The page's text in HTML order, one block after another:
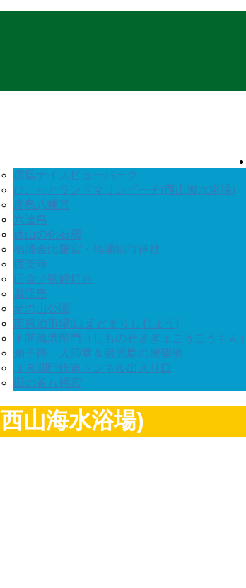
彦島ナイスビューパーク
ひこっとランドマリンビーチ(西山海水浴場)
彦島八幡宮
六連島
西山の化石層
福浦金比羅宮・福浦稲荷神社
西楽寺
旧金ノ弦岬灯台
巌流島
老の山公園
南風泊市場(はえどまりしじょう)
下関漁港閘門（しものせきぎょこうこうもん）
弟子待 大師堂＆巌流島の展望地
ＪＲ関門鉄道トンネル出入り口
田の首八幡宮
山海水浴場)